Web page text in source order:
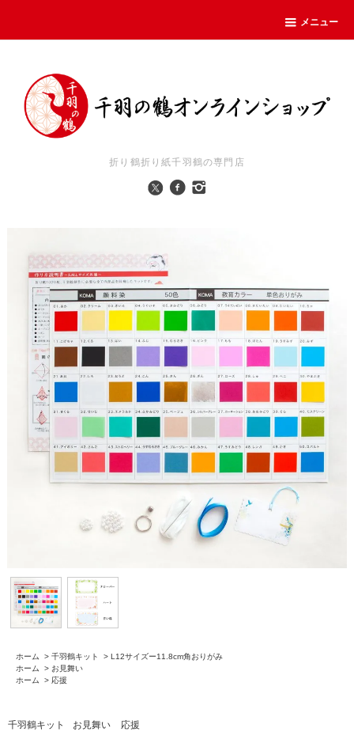
メニュー
折り鶴折り紙千羽鶴の専門店
ホーム > 千羽鶴キット > L12サイズー11.8cm角おりがみ
ホーム
> お見舞い
ホーム
> 応援
千羽鶴キット お見舞い 応援